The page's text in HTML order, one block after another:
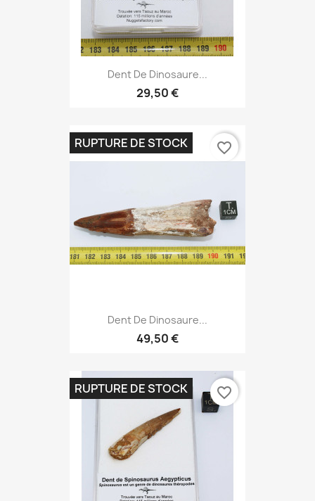
Dent De Dinosaure...
29,50 €
Dent De Dinosaure...
49,50 €
RUPTURE DE STOCK favorite_border
RUPTURE DE STOCK favorite_border